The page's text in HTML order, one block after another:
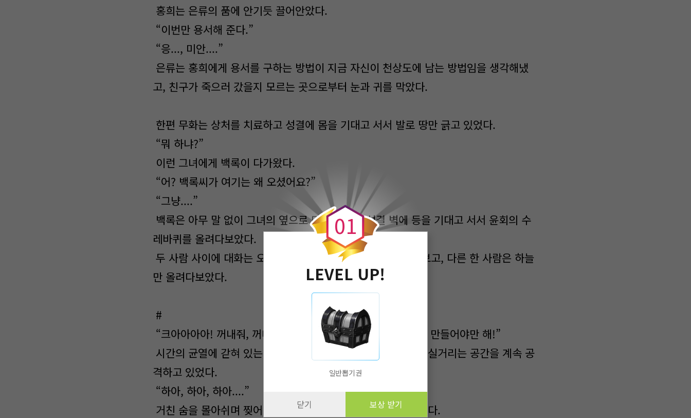
홍희는 은류의 품에 안기듯 끌어안았다.
“이번만 용서해 준다.”
“응..., 미안....”
은류는 홍희에게 용서를 구하는 방법이 지금 자신이 천상도에 남는 방법임을 생각해냈
고, 친구가 죽으러 갔을지 모르는 곳으로부터 눈과 귀를 막았다.
한편 무화는 상처를 치료하고 성결에 몸을 기대고 서서 발로 땅만 긁고 있었다.
“뭐 하냐?”
이런 그녀에게 백록이 다가왔다.
“어? 백록씨가 여기는 왜 오셨어요?”
“그냥....”
백록은 아무 말 없이 그녀의 옆으로 다가와 함께 성결 벽에 등을 기대고 서서 윤회의 수
레바퀴를 올려다보았다.
두 사람 사이에 대화는 오가지 않았고, 한 사람은 땅을 내려다보고, 다른 한 사람은 하늘
만 올려다보았다.
#
“크아아아아! 꺼내줘, 꺼내 달란 말이다! 난 인간도를 지옥도로 만들어야만 해!”
시간의 균열에 갇혀 있는 사귀는 미쳐 날뛰듯 지옥의 겁화가 넘실거리는 공간을 계속 공
격하고 있었다.
“하아, 하아, 하아....”
거친 숨을 몰아쉬며 찢어 줄일 기세로 허공에 검을 마구 휘둘렀다.
0
0
1
LEVEL UP!
일반뽑기권
닫기 보상 받기